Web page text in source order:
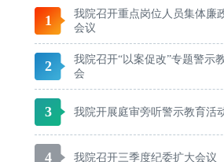
1
我院召开重点岗位人员集体廉
会议
2
我院召开“以案促改”专题警示
会
3 我院开展庭审旁听警示教育活
4 我院召开三季度纪委扩大会议